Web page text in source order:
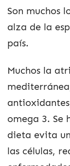
Son muchos
alza de la
país.
Muchos la
omega 3. Se
dieta evita
las células,